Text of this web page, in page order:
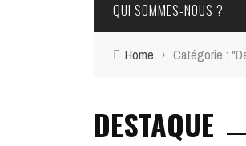
QUI SOMMES-NOUS ?
Home › Catégorie :
DESTAQUE